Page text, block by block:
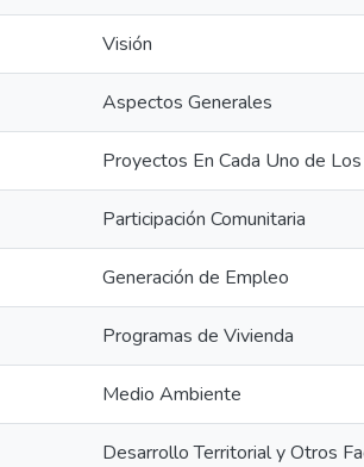
Visión
Aspectos Generales
Proyectos En Cada Uno de
Participación Comunitaria
Generación de Empleo
Programas de Vivienda
Medio Ambiente
Desarrollo Territorial y Otros